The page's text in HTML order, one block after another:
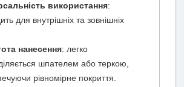
використання:
для внутрішніх та зовнішніх
нанесення: легко
шпателем або теркою,
рівномірне покриття.